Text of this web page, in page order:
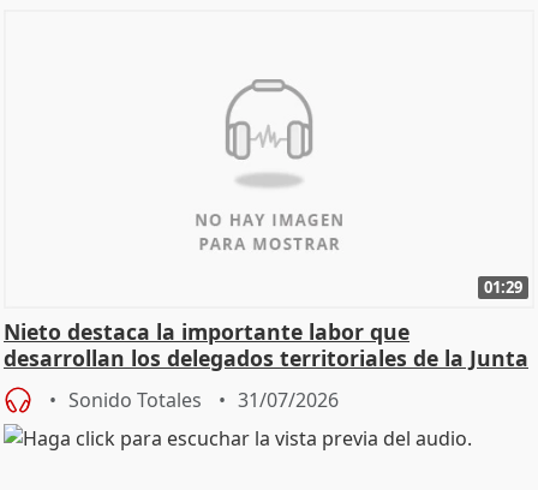
01:29
Nieto destaca la importante labor que
desarrollan los delegados territoriales de la Junta
Sonido Totales 31/07/2026